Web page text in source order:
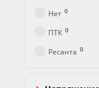
Нет 0
ПТК 0
Ресанта 0